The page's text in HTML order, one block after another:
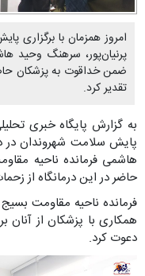
امروز همزمان با برگزاری
پرنیان‌پور، سرهنگ وحید
ضمن خداقوت به پزشکان
تقدیر کرد.
به گزارش پایگاه خبری
پایش سلامت شهروندان در
هاشمی فرمانده ناحیه
حاضر در این درمانگاه از
فرمانده ناحیه مقاومت
همکاری با پزشکان از آنان
دعوت کرد.